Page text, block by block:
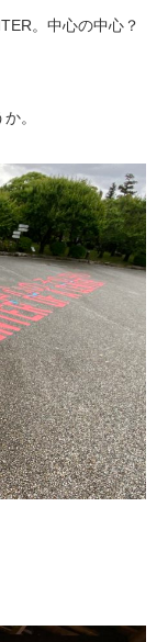
。中心の中心？
。